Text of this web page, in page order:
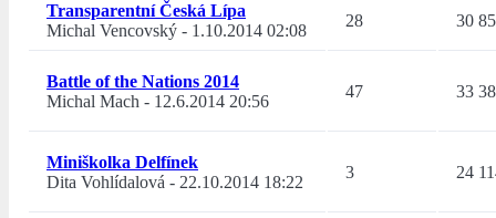
Transparentní Česká Lípa
Michal Vencovský - 1.10.2014 02:08
28 30
Battle of the Nations 2014
Michal Mach - 12.6.2014 20:56
47 33
Miniškolka Delfínek
Dita Vohlídalová - 22.10.2014 18:22
3 24